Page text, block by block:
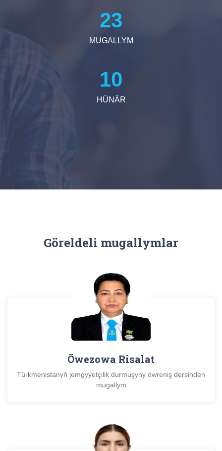
29
MUGALLYM
12
HÜNÄR
Göreldeli mugallymlar
Öwezowa Risalat
Türkmenistanyň jemgyýetçilik durmuşyny öwreniş dersinden
mugallym